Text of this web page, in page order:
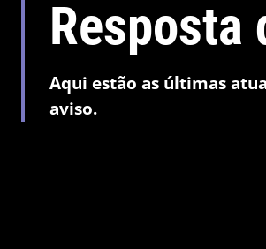
Resposta
Aqui estão as últimas
aviso.